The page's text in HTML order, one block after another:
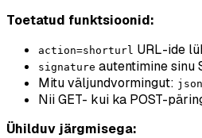
Toetatud funktsioonid:
action=shorturl URL-ide
signature autentimine sinu
Mitu väljundvormingut: json
Nii GET- kui ka POST-
Ühilduv järgmisega: